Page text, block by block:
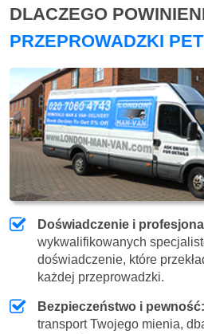
DLACZEGO
PRZEPROWADZKI
Doświadczenie i
wykwalifikowanych
doświadczenie, które
każdej przeprowadzki.
Bezpieczeństwo i pewność:
transport Twojego mienia,